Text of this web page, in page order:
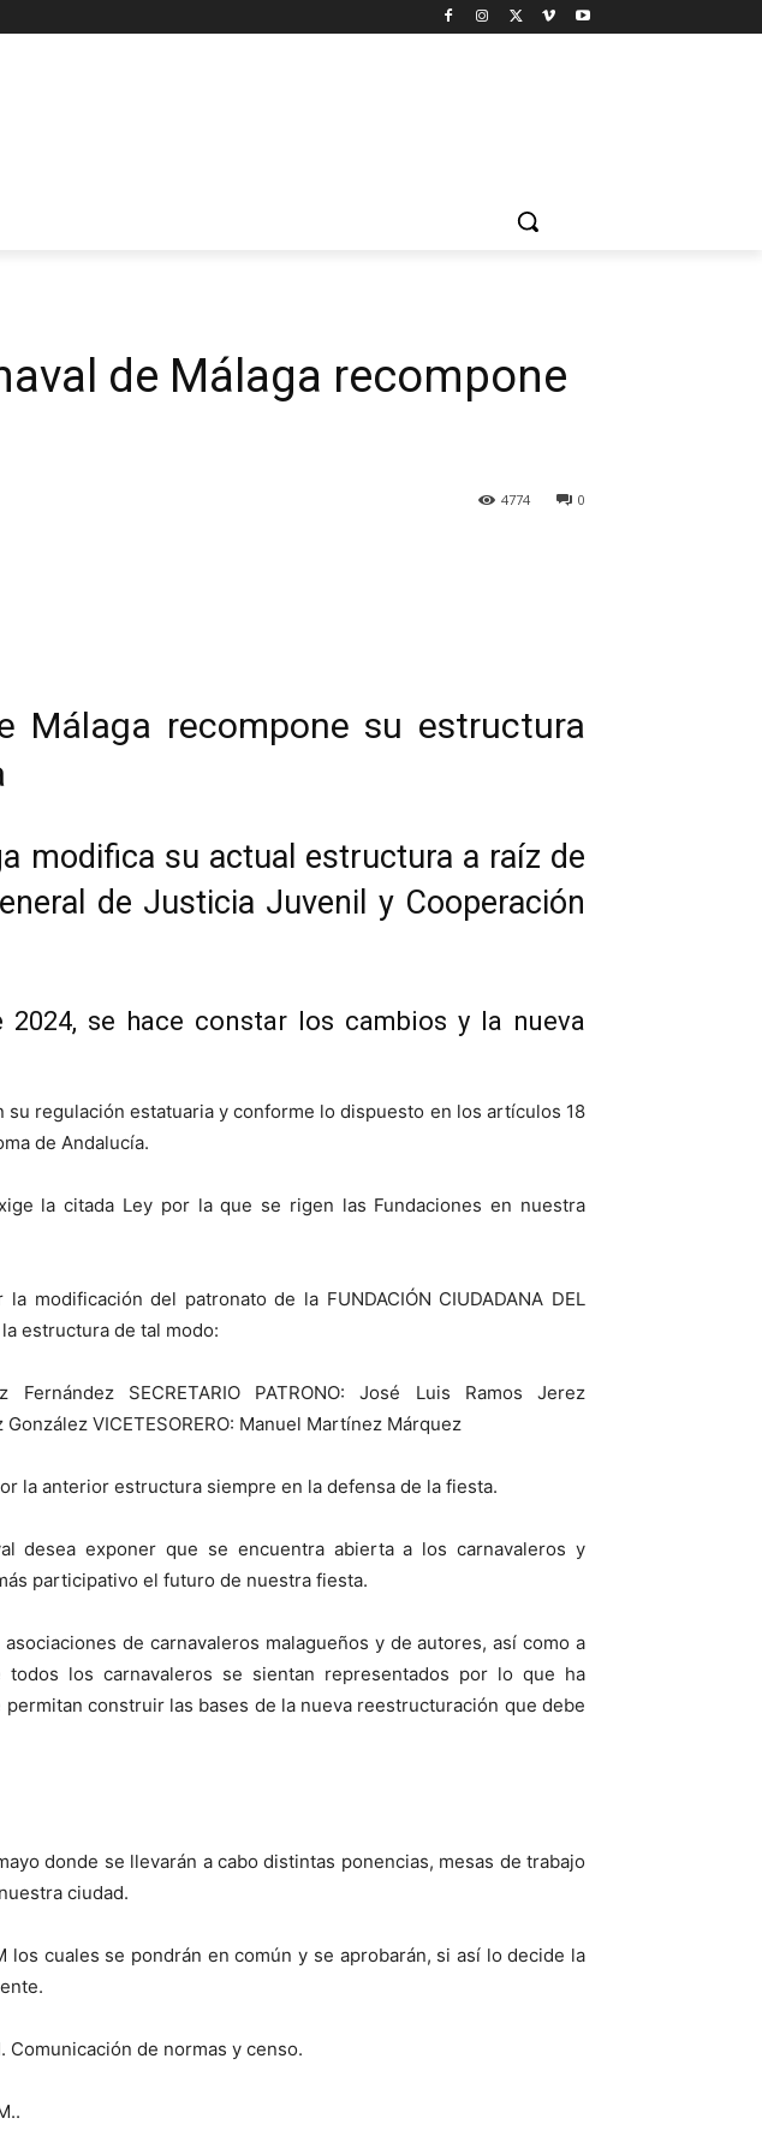
de Málaga recompone
0
4774
Málaga recompone su estructura
modifica su actual estructura a raíz de
de Justicia Juvenil y Cooperación
se hace constar los cambios y la nueva
regulación estatuaria y conforme lo dispuesto en los artículos 18
de Andalucía.
la citada Ley por la que se rigen las Fundaciones en nuestra
del patronato de la FUNDACIÓN CIUDADANA DEL
estructura de tal modo:
Fernández SECRETARIO PATRONO: José Luis Ramos Jerez
VICETESORERO: Manuel Martínez Márquez
la anterior estructura siempre en la defensa de la fiesta.
desea exponer que se encuentra abierta a los carnavaleros y
participativo el futuro de nuestra fiesta.
de carnavaleros malagueños y de autores, así como a
los carnavaleros se sientan representados por lo que ha
construir las bases de la nueva reestructuración que debe
donde se llevarán a cabo distintas ponencias, mesas de trabajo
ciudad.
cuales se pondrán en común y se aprobarán, si así lo decide la
de normas y censo.